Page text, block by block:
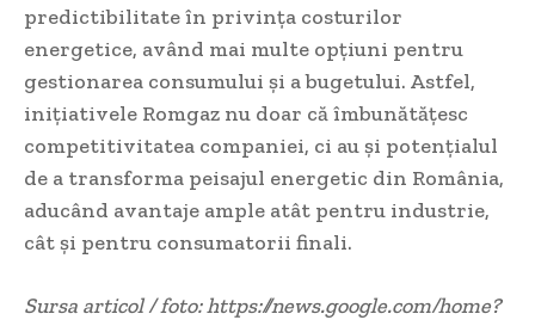
predictibilitate în privința costurilor
energetice, având mai multe opțiuni pentru
gestionarea consumului și a bugetului. Astfel,
inițiativele Romgaz nu doar că îmbunătățesc
competitivitatea companiei, ci au și potențialul
de a transforma peisajul energetic din România,
aducând avantaje ample atât pentru industrie,
cât și pentru consumatorii finali.
Sursa articol / foto: https://news.google.com/home?